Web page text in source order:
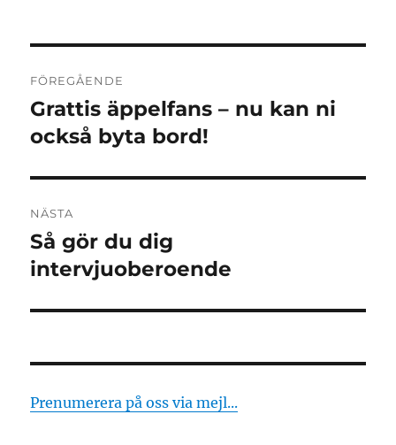
FÖREGÅENDE
Föregående
inlägg:
Grattis äppelfans – nu kan ni
också byta bord!
NÄSTA
Nästa
inlägg:
Så gör du dig
intervjuoberoende
Prenumerera på oss via mejl...